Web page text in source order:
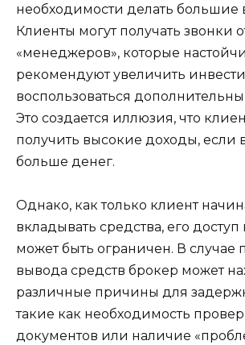
необходимости делать большие
Клиенты могут получать звонки
«менеджеров», которые
рекомендуют увеличить
воспользоваться
Это создается иллюзия, что
получить высокие доходы, если
больше денег.
Однако, как только клиент
вкладывать средства, его доступ
может быть ограничен. В случае
вывода средств брокер может
различные причины для
такие как необходимость
документов или наличие